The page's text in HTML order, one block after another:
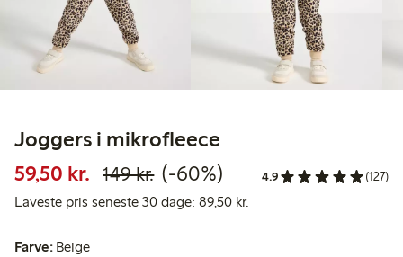
Joggers i mikrofleece
59,50 kr. Nedsat pris: 59,50 kr.
149 kr.Normalpris: 149,00 kr.
60 % rabat
(-60%) 4.9 (127)
Laveste pris seneste 30 dage: 89,50 kr.
Farve: Beige